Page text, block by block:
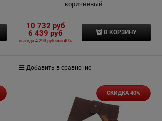
коричневый
10 732 руб
6 439 руб
выгода4 293 рубили40%
В КОРЗИНУ
Добавить в сравнение
СКИДКА 40%